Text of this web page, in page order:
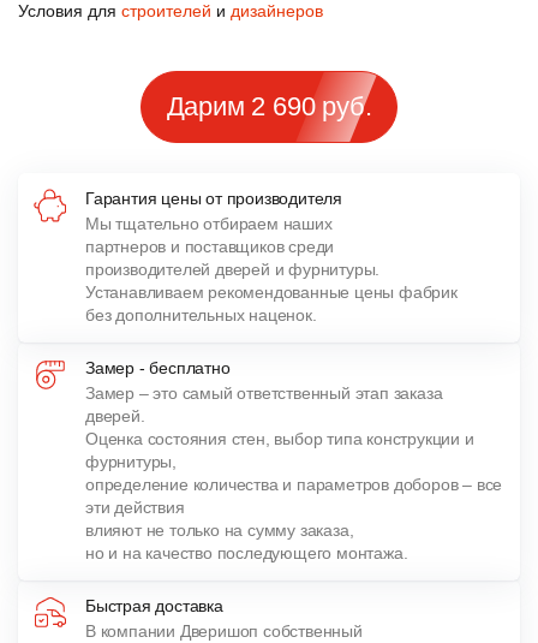
Условия для строителей и дизайнеров
Дарим 2 690 руб.
Гарантия цены от производителя
Мы тщательно отбираем наших
партнеров и поставщиков среди
производителей дверей и фурнитуры.
Устанавливаем рекомендованные цены фабрик
без дополнительных наценок.
Замер - бесплатно
Замер – это самый ответственный этап заказа
дверей.
Оценка состояния стен, выбор типа конструкции и
фурнитуры,
определение количества и параметров доборов – все
эти действия
влияют не только на сумму заказа,
но и на качество последующего монтажа.
Быстрая доставка
В компании Дверишоп собственный